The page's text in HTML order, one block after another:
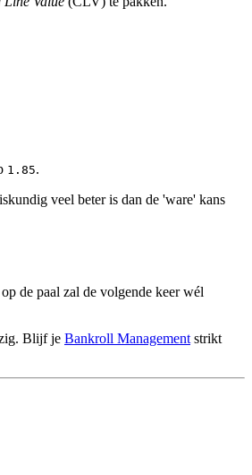
1.85.
veel beter is dan de 'ware' kans
de paal zal de volgende keer wél
Blijf je Bankroll Management strikt